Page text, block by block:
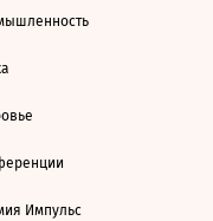
Импульс